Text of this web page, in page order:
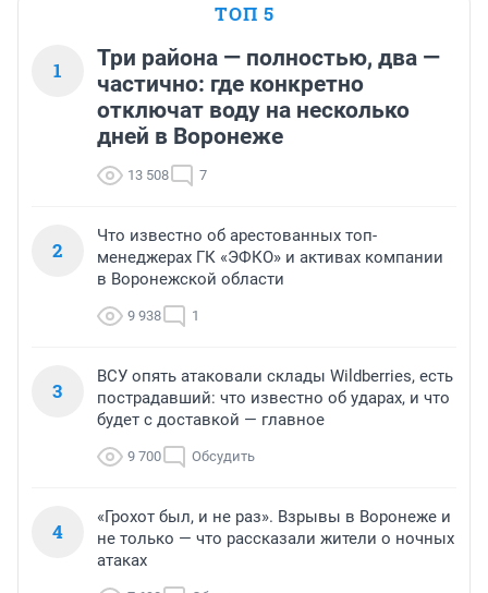
ТОП 5
1
Три района — полностью, два —
частично: где конкретно
отключат воду на несколько
дней в Воронеже
13 508 7
2
Что известно об арестованных топ-
менеджерах ГК «ЭФКО» и активах компании
в Воронежской области
9 938 1
3
ВСУ опять атаковали склады Wildberries, есть
пострадавший: что известно об ударах, и что
будет с доставкой — главное
9 700 Обсудить
4
«Грохот был, и не раз». Взрывы в Воронеже и
не только — что рассказали жители о ночных
атаках